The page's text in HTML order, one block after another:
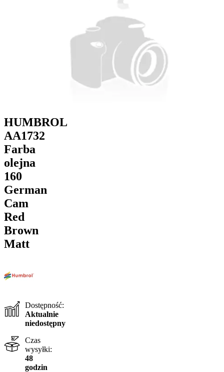
HUMBROL
AA1732
Farba
olejna
160
German
Cam
Red
Brown
Matt
Dostępność:
Aktualnie
niedostępny
Czas
wysyłki:
48
godzin